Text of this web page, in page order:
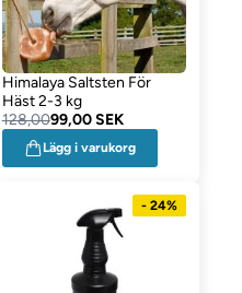
Himalaya Saltsten För
Häst 2-3 kg
128,0099,00 SEK
Lägg i varukorg
- 24%